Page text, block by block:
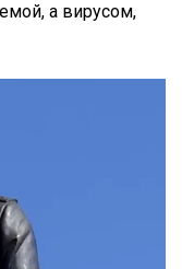
а вирусом,